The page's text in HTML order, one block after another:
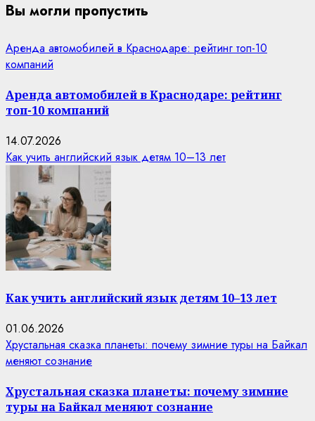
Вы могли пропустить
Аренда автомобилей в Краснодаре: рейтинг топ-10
компаний
Аренда автомобилей в Краснодаре: рейтинг
топ-10 компаний
14.07.2026
Как учить английский язык детям 10–13 лет
Как учить английский язык детям 10–13 лет
01.06.2026
Хрустальная сказка планеты: почему зимние туры на Байкал
меняют сознание
Хрустальная сказка планеты: почему зимние
туры на Байкал меняют сознание